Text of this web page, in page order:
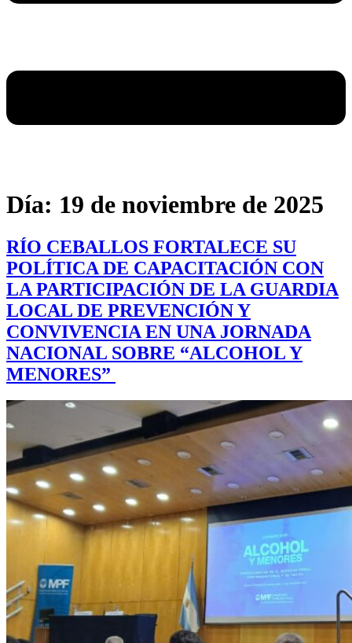
Día: 19 de noviembre de 2025
RÍO CEBALLOS FORTALECE SU
POLÍTICA DE CAPACITACIÓN CON
LA PARTICIPACIÓN DE LA GUARDIA
LOCAL DE PREVENCIÓN Y
CONVIVENCIA EN UNA JORNADA
NACIONAL SOBRE “ALCOHOL Y
MENORES”